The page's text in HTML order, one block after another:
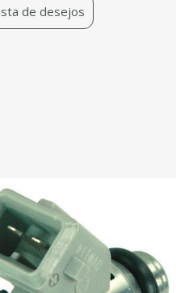
de desejos